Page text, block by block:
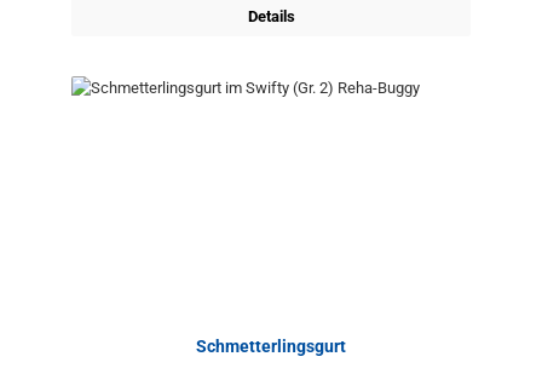
Details
Schmetterlingsgurt